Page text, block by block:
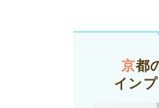
京
イン